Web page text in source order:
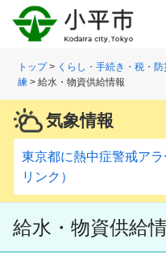
トップ> くらし・手続き・税・防
練 > 給水・物資供給情報
気象情報
東京都に熱中症警戒ア
リンク）
給水・物資供給